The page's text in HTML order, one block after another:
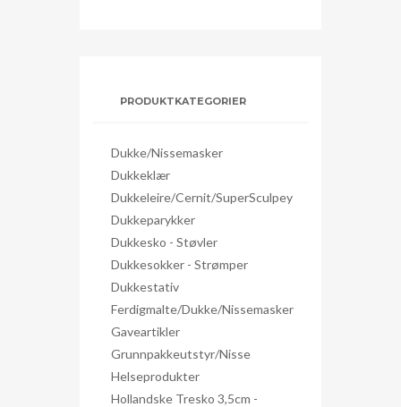
PRODUKTKATEGORIER
Dukke/nissemasker
Dukkeklær
Dukkeleire/Cernit/SuperSculpey
Dukkeparykker
Dukkesko - Støvler
Dukkesokker - Strømper
Dukkestativ
Ferdigmalte/dukke/nissemasker
Gaveartikler
Grunnpakkeutstyr/nisse
Helseprodukter
Hollandske Tresko 3,5cm -